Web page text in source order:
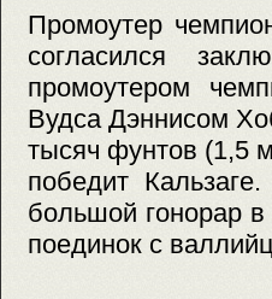
Промоутер
согласился
промоутером
Вудса Дэннисом
тысяч фунтов (1,5
победит
большой гонорар
поединок с